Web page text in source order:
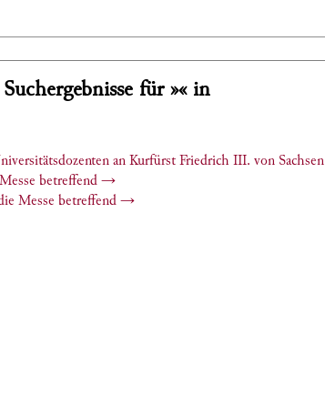
Suchergebnisse für »« in
an Kurfürst Friedrich III. von Sachsen
betreffend→
Messe betreffend→